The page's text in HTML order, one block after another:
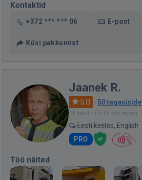
Kontaktid
+372 *** *** 06 E-post
Küsi pakkumist
Jaanek R.
5.0 · 50
Oli saidil: 4 h 11 min tagasi
Eesti keeles, English
PRO
Töö näited